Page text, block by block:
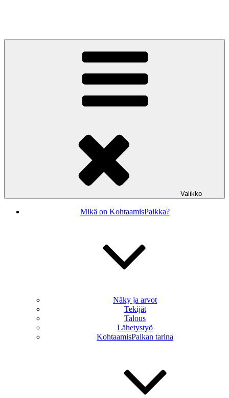
Valikko
Mikä on KohtaamisPaikka?
Näky ja arvot
Tekijät
Talous
Lähetystyö
KohtaamisPaikan tarina